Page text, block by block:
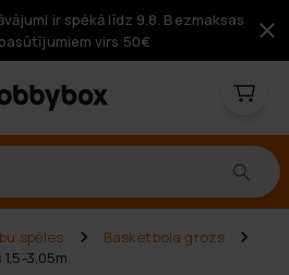
ir spēkā līdz 9.8. Bezmaksas
virs 50€
spēles
Basketbola grozs
3,05m